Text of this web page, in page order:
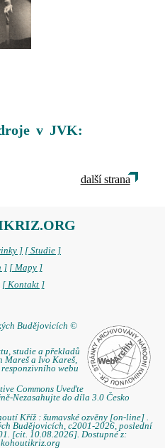
v JVK:
další strana
] [ Studie ]
] [ Mapy ]
[ Kontakt ]
Budějovicích ©
studie a překladů
Mareš a Ivo Kareš,
webu
Commons Uveďte
Nezasahujte do díla 3.0 Česko
Kříž : šumavské ozvěny [on-line] .
Budějovicích, c2001-2026, poslední
[cit. 10.08.2026]. Dostupné z: